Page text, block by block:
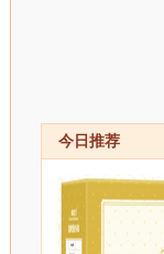
今日推荐